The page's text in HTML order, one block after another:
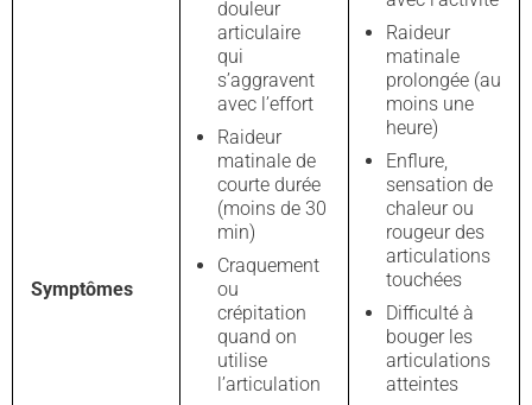
Symptômes
douleur
articulaire
qui
s’aggravent
avec l’effort
Raideur
matinale de
courte durée
(moins de 30
min)
Craquement
ou
crépitation
quand on
utilise
l’articulation
Raideur
matinale
prolongée (au
moins une
heure)
Enflure,
sensation de
chaleur ou
rougeur des
articulations
touchées
Difficulté à
bouger les
articulations
atteintes